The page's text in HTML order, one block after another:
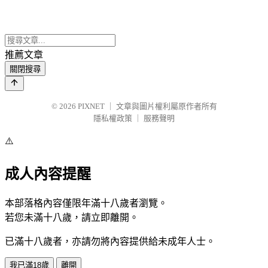
推薦文章
關閉搜尋
© 2026 PIXNET
文章與圖片權利屬原作者所有
隱私權政策
服務聲明
⚠️
成人內容提醒
本部落格內容僅限年滿十八歲者瀏覽。
若您未滿十八歲，請立即離開。
已滿十八歲者，亦請勿將內容提供給未成年人士。
我已滿18歲 離開